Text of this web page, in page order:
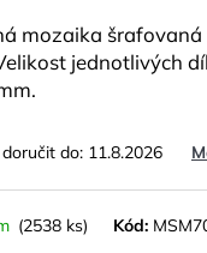
mozaika
jednotlivých
do: 11.8.2026
(2538 ks) Kód:
SANDWOOD